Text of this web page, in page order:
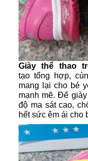
Giày thể thao
tạo tổng hợp,
mang lại cho bé
mạnh mẽ. Đế
độ ma sát cao,
hết sức êm ái cho